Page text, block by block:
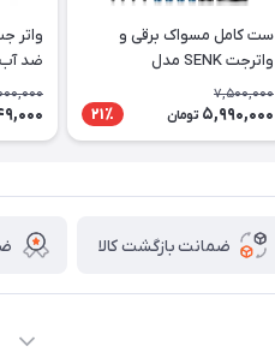
ست کامل مسواک برقی و
واترجت SENK مدل
Intelligent 2-in-1
7,500,000
5,990,000 تومان 21٪
ضد آب
ضمانت بازگشت کالا